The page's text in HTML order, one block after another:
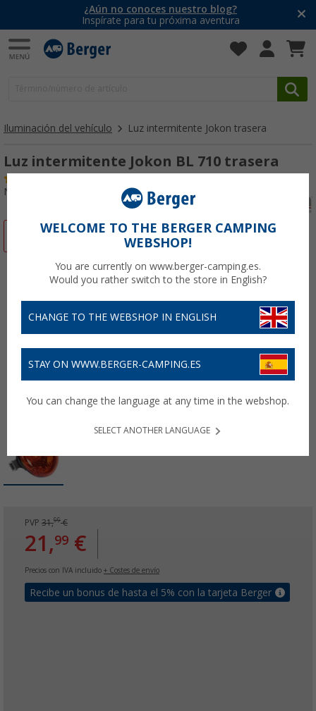
¿Aún no conoces nuestro blog?
Inspírate para tu próxima aventura
Iluminación del vehículo Luz intermitente Jokon trasera
Luz intermitente Jokon BL 710 trasera
Nº de artículo 189770
-31%
PVP 31,99€
21,99 €
Precios con IVA incluido + Costes de envío
Recibe un bonus de hasta el 5% con la tarjeta Berger
WELCOME TO THE BERGER CAMPING
WEBSHOP!
You are currently on www.berger-camping.es.
Would you rather switch to the store in English?
CHANGE TO THE WEBSHOP IN ENGLISH
STAY ON WWW.BERGER-CAMPING.ES
You can change the language at any time in the webshop.
SELECT ANOTHER LANGUAGE